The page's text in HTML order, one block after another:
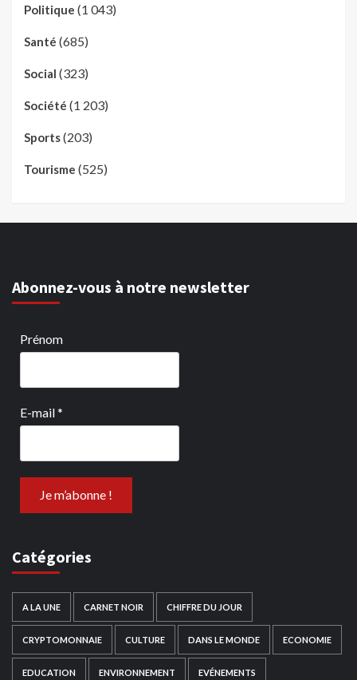
Politique (1 043)
Santé (685)
Social (323)
Société (1 203)
Sports(203)
Tourisme (525)
Abonnez-vous à notre newsletter
Prénom
E-mail*
Catégories
A LA UNE CARNET NOIR CHIFFRE DU JOUR
CRYPTOMONNAIE CULTURE DANS LE MONDE ECONOMIE
EDUCATION ENVIRONNEMENT EVÉNEMENTS